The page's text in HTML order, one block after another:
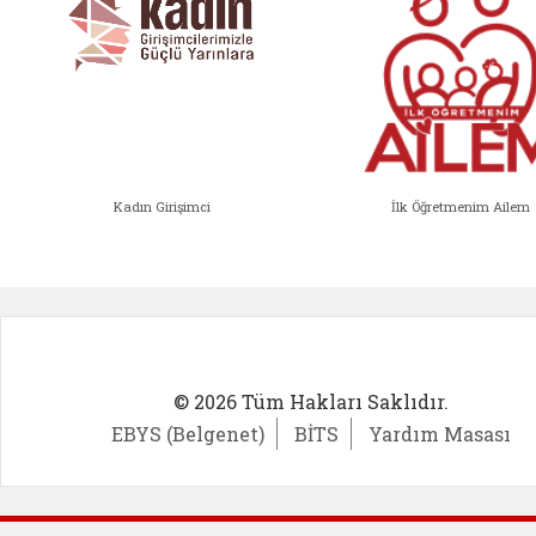
Kadın Girişimci İlk Öğretmenim Ailem
© 2026 Tüm Hakları Saklıdır.
EBYS (Belgenet)
BİTS Yardım Masası